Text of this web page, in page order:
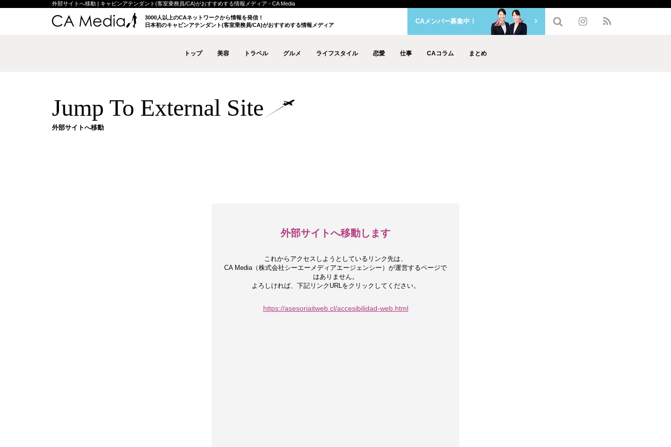
外部サイトへ移動 | キャビンアテンダント(客室乗務員/CA)がおすすめする情報メディア - CA Media
3000人以上のCAネットワークから情報を発信！
日本初のキャビンアテンダント(客室乗務員/CA)がおすすめする情報メディア
トップ 美容 トラベル グルメ ライフスタイル 恋愛 仕事 CAコラム まとめ
CAメンバー募集中！
Jump To External Site
外部サイトへ移動
外部サイトへ移動します
これからアクセスしようとしているリンク先は、
CA Media（株式会社シーエーメディアエージェンシー）が運営するページで
はありません。
よろしければ、下記リンクURLをクリックしてください。
https://asesoriaitweb.cl/accesibilidad-web.html